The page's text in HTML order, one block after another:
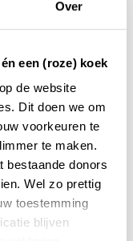
Over
een (roze) koek
de website
Dit doen we om
voorkeuren te
te maken.
bestaande donors
Wel zo prettig
toestemming
blijven
ernstige